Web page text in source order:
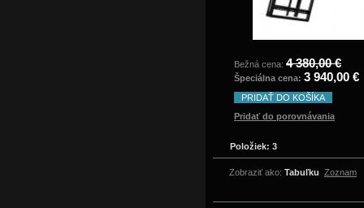
Bežná cena: 4 380,00 €
Špeciálna cena: 3 940,00 €
PRIDAŤ DO KOŠÍKA
Pridať do porovnávania
Položiek: 3
Zobraziť ako: Tabuľku Zoznam